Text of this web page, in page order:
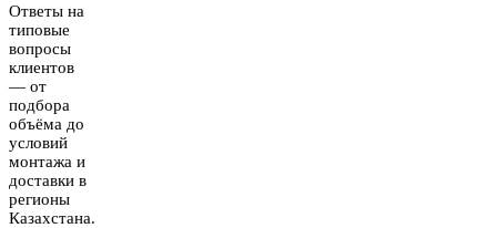
Ответы на
типовые
вопросы
клиентов
— от
подбора
объёма до
условий
монтажа и
доставки в
регионы
Казахстана.